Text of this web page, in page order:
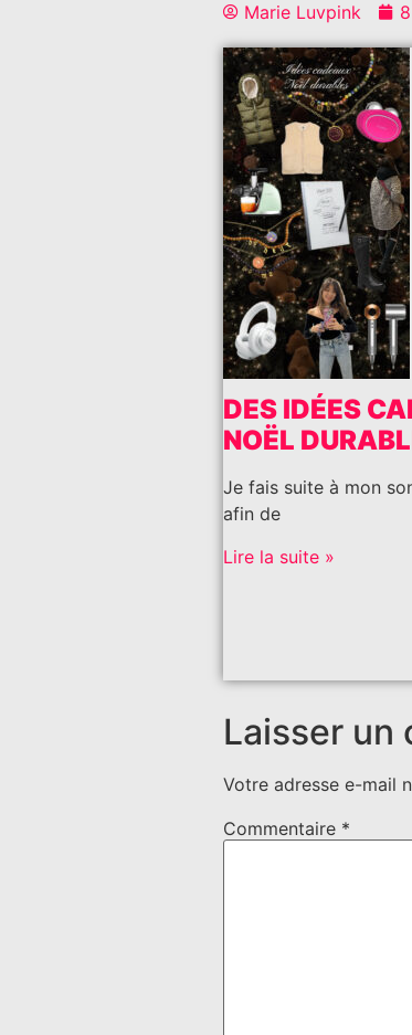
Marie Luvpink
DES IDÉES
NOËL
Je fais suite à mon
afin de
Lire la suite »
Laisser un
Votre adresse e-mail
Commentaire *